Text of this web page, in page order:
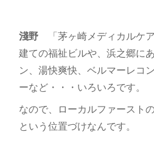
淺野「茅ヶ崎メディカルケ
建ての福祉ビルや、浜之郷に
ン、湯快爽快、ベルマーレコ
ーなど・・・いろいろです。
なので、ローカルファースト
という位置づけなんです。